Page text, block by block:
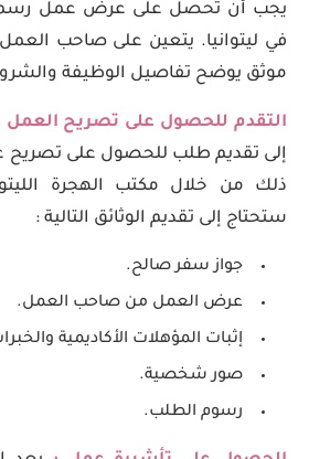
يجب أن تحصل على عرض عمل
في ليتوانيا. يتعين على صاحب
موثق يوضح تفاصيل الوظيفة
التقدم للحصول على تصريح العمل
إلى تقديم طلب للحصول على تصريح
ذلك من خلال مكتب الهجرة
ستحتاج إلى تقديم الوثائق التالية :
جواز سفر صالح.
عرض العمل من صاحب العمل.
إثبات المؤهلات الأكاديمية
صور شخصية.
رسوم الطلب.